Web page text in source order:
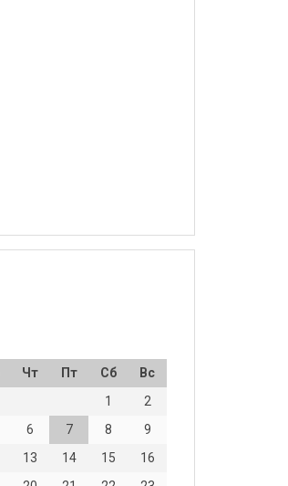
Чт Пт Сб
Вс
1
2
6 7 8
9
13 14 15
16